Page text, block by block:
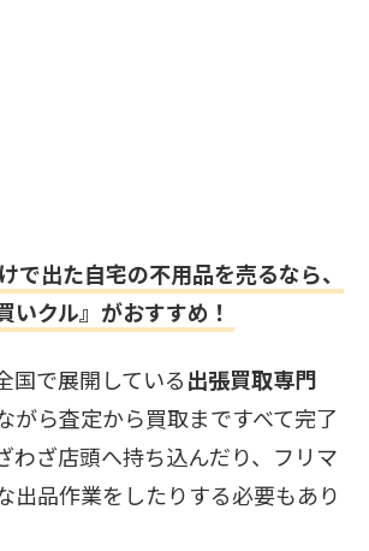
で出た自宅の不用品を売るなら、
いクル』がおすすめ！
国で展開している出張買取専門
がら査定から買取まですべて完了
わざ店頭へ持ち込んだり、フリマ
出品作業をしたりする必要もあり